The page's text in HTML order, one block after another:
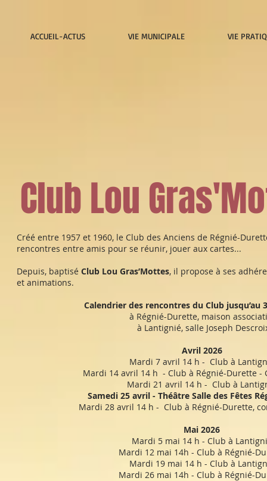
ACCUEIL-ACTUS VIE MUNICIPALE VIE
Club Lou
Créé entre 1957 et 1960, le Club des Anciens de Régnié-
rencontres entre amis pour se réunir, jouer aux cartes...
Depuis, baptisé Club Lou Gras’Mottes, il propose à ses
et animations.
Calendrier des rencontres du Club jusqu’au
à Régnié-Durette, maison
à Lantignié, salle Joseph
Avril 2026
Mardi 7 avril 14 h - Club à
Mardi 14 avril 14 h - Club à Régnié-Durette -
Mardi 21 avril 14 h - Club à
Samedi 25 avril - Théâtre Salle des Fêtes
Mardi 28 avril 14 h - Club à Régnié-Durette,
Mai 2026
Mardi 5 mai 14 h - Club à
Mardi 12 mai 14h - Club à Régnié-
Mardi 19 mai 14 h - Club à
Mardi 26 mai 14h - Club à Régnié-